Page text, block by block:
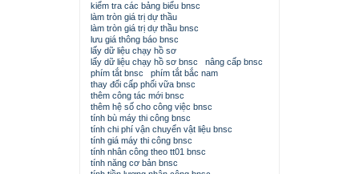
kiểm tra các bảng biểu bnsc
làm tròn giá trị dự thầu
làm tròn giá trị dự thầu bnsc
lưu giá thông báo bnsc
lấy dữ liệu chạy hồ sơ
lấy dữ liệu chạy hồ sơ bnsc
nâng cấp bnsc
phím tắt bnsc
phím tắt bắc nam
thay đổi cấp phối vữa bnsc
thêm công tác mới bnsc
thêm hệ số cho công việc bnsc
tính bù máy thi công bnsc
tính chi phí vận chuyển vật liệu bnsc
tính giá máy thi công bnsc
tính nhân công theo tt01 bnsc
tính năng cơ bản bnsc